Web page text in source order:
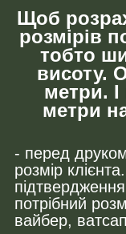
Щоб
розмірів
тобто
висоту.
метри.
метри
- перед
розмір
підтвердження
потрібний
вайбер,